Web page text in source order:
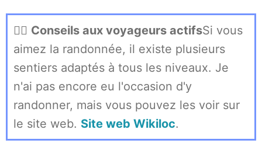
🏃‍♀️ Conseils aux voyageurs actifsSi vous
aimez la randonnée, il existe plusieurs
sentiers adaptés à tous les niveaux. Je
n'ai pas encore eu l'occasion d'y
randonner, mais vous pouvez les voir sur
le site web. Site web Wikiloc.